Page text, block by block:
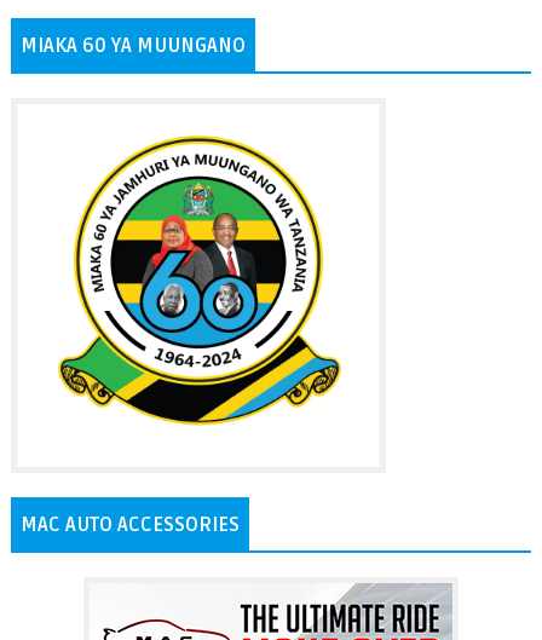
MIAKA 60 YA MUUNGANO
MAC AUTO ACCESSORIES